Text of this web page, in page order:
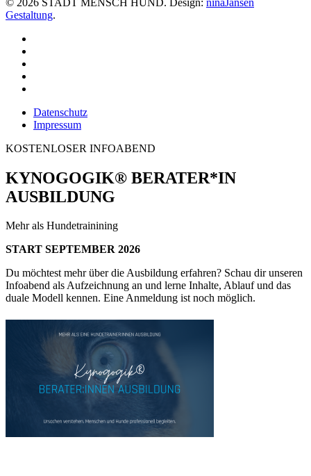
Gestaltung.
Datenschutz
Impressum
KOSTENLOSER INFOABEND
KYNOGOGIK® BERATER*IN
AUSBILDUNG
Mehr als Hundetrainining
START SEPTEMBER 2026
Du möchtest mehr über die Ausbildung erfahren? Schau dir unseren
Infoabend als Aufzeichnung an und lerne Inhalte, Ablauf und das
duale Modell kennen. Eine Anmeldung ist noch möglich.